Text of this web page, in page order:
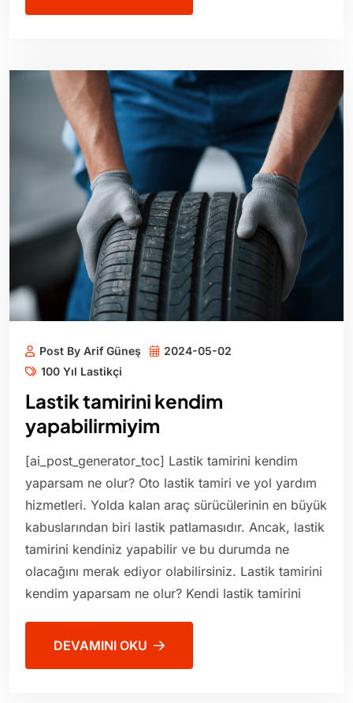
Post By Arif Güneş
2024-05-02
100 Yıl Lastikçi
Lastik tamirini kendim
yapabilirmiyim
[ai_post_generator_toc] Lastik tamirini kendim
yaparsam ne olur? Oto lastik tamiri ve yol yardım
hizmetleri. Yolda kalan araç sürücülerinin en büyük
kabuslarından biri lastik patlamasıdır. Ancak, lastik
tamirini kendiniz yapabilir ve bu durumda ne
olacağını merak ediyor olabilirsiniz. Lastik tamirini
kendim yaparsam ne olur? Kendi lastik tamirini
DEVAMINI OKU